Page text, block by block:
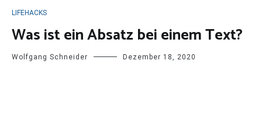
LIFEHACKS
Was ist ein Absatz bei einem Text?
Wolfgang Schneider Dezember 18, 2020